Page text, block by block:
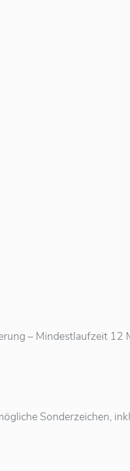
– Mindestlaufzeit
Sonderzeichen,